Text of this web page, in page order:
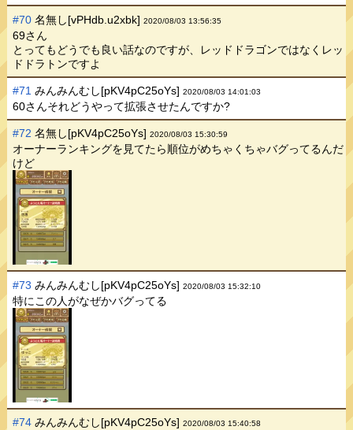
#70 名無し[vPHdb.u2xbk]2020/08/03 13:56:35
69さん
とってもどうでも良い話なのですが、レッドドラゴンではなくレッ
ドドラトンですよ
#71 みんみんむし[pKV4pC25oYs]2020/08/03 14:01:03
60さんそれどうやって拡張させたんですか?
#72 名無し[pKV4pC25oYs]2020/08/03 15:30:59
オーナーランキングを見てたら順位がめちゃくちゃバグってるんだ
けど
#73 みんみんむし[pKV4pC25oYs]2020/08/03 15:32:10
特にこの人がなぜかバグってる
#74 みんみんむし[pKV4pC25oYs]2020/08/03 15:40:58